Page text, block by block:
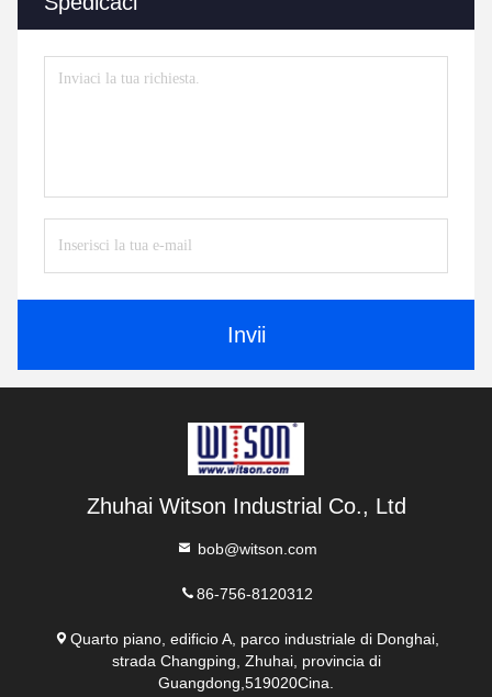
Invii
Zhuhai Witson Industrial Co., Ltd
bob@witson.com
86-756-8120312
Quarto piano, edificio A, parco industriale di Donghai,
strada Changping, Zhuhai, provincia di
Guangdong,519020Cina.